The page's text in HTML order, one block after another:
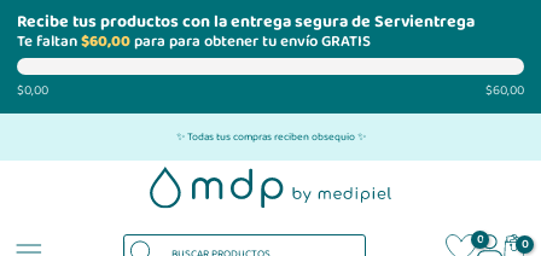
Recibe tus productos con la entrega segura de Servientrega
Te faltan$60,00para para obtener tu envío GRATIS
$0,00 $60,00
al
✨ Todas tus compras reciben obsequio ✨
0 0